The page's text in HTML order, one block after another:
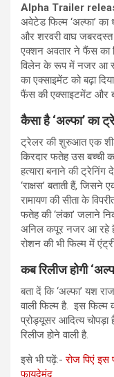
Alpha Trailer
अवेटेड फिल्म ‘अल्फा’ का
और शरवरी वाघ
एक्शन अवतार ने फैंस का
विलेन के रूप में नजर आ
का एक्साइमेंट को बढ़ा
फैंस की एक्साइटमेंट और
कैसा है ‘अल्फा’का
ट्रेलर की शुरुआत एक
किरदार फतेह उस बच्ची
हत्यारा बनाने की
‘राक्षस’ बताती हैं,
रामायण की सीता के
फतेह की ‘लंका’ जलाने
अनिल कपूर नजर आ रहे
रोशन की भी फिल्म में
कब रिलीज होगी
बता दें कि ‘अल्फा’ यश
वाली फिल्म है. इस फिल्म
प्रोड्यूसर आदित्य
रिलीज होने वाली है.
इसे भी पढ़ें:- रोज पिएं
फायदेमंद